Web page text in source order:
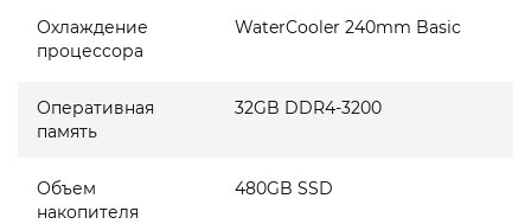
Охлаждение
процессора
WaterCooler 240mm Basic
Оперативная
память
32GB DDR4-3200
Объем
накопителя
480GB SSD